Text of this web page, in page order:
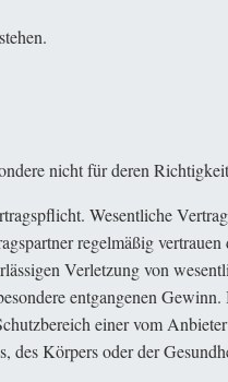
nicht für deren
Wesentliche
regelmäßig
Verletzung von
entgangenen
einer vom
des Körpers oder der